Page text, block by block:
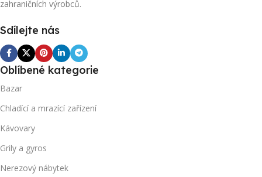
zahraničních výrobců.
Sdílejte nás
Oblíbené kategorie
Bazar
Chladící a mrazící zařízení
Kávovary
Grily a gyros
Nerezový nábytek